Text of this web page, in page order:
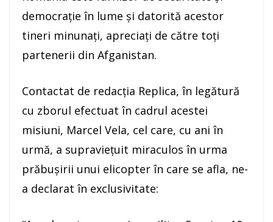
democrație în lume și datorită acestor
tineri minunați, apreciați de către toți
partenerii din Afganistan.
Contactat de redacția Replica, în legătură
cu zborul efectuat în cadrul acestei
misiuni, Marcel Vela, cel care, cu ani în
urmă, a supraviețuit miraculos în urma
prăbușirii unui elicopter în care se afla, ne-
a declarat în exclusivitate: